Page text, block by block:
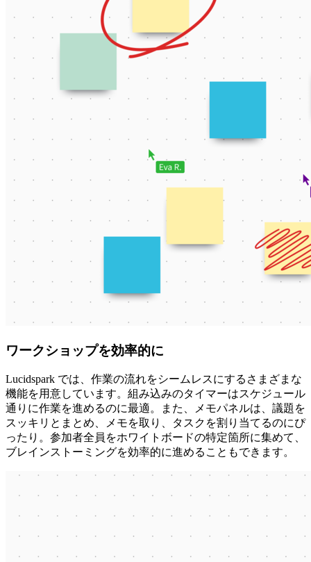
ワークショップを効率的に
Lucidspark では、作業の流れをシームレスにするさまざまな
機能を用意しています。組み込みのタイマーはスケジュール
通りに作業を進めるのに最適。また、メモパネルは、議題を
スッキリとまとめ、メモを取り、タスクを割り当てるのにぴ
ったり。参加者全員をホワイトボードの特定箇所に集めて、
ブレインストーミングを効率的に進めることもできます。